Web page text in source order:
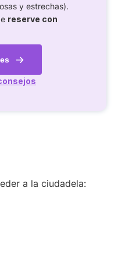
y estrechas).
reserve con
a la ciudadela: